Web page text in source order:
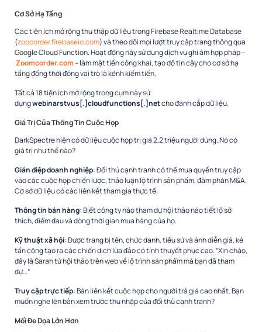
Cơ Sở Hạ Tầng
Các tiện ích mở rộng thu thập dữ liệu trong Firebase Realtime Database
(zoocorder.firebaseio.com) và theo dõi mọi lượt truy cập trang thông qua
Google Cloud Function. Hoạt động này sử dụng dịch vụ ghi âm hợp pháp –
Zoomcorder.com– làm mặt tiền công khai, tạo độ tin cậy cho cơ sở hạ
tầng đồng thời đóng vai trò là kênh kiếm tiền.​
Tất cả 18 tiện ích mở rộng trong cụm này sử
dụngwebinarstvus[.]cloudfunctions[.]netcho đánh cắp dữ liệu.​
Giá Trị Của Thông Tin Cuộc Họp
DarkSpectre hiện có dữ liệu cuộc họp trị giá 2,2 triệu người dùng. Nó có
giá trị như thế nào?​
Gián điệp doanh nghiệp: Đối thủ cạnh tranh có thể mua quyền truy cập
vào các cuộc họp chiến lược, thảo luận lộ trình sản phẩm, đàm phán M&A.
Cơ sở dữ liệu có các liên kết tham gia thực tế.​
Thông tin bán hàng: Biết công ty nào tham dự hội thảo nào tiết lộ sở
thích, điểm đau và dòng thời gian mua hàng của họ.​
Kỹ thuật xã hội: Được trang bị tên, chức danh, tiểu sử và ảnh diễn giả, kẻ
tấn công tạo ra các chiến dịch lừa đảo có tính thuyết phục cao. “Xin chào,
đây là Sarah từ hội thảo trên web về lộ trình sản phẩm mà bạn đã tham
dự…”​
Truy cập trực tiếp: Bán liên kết cuộc họp cho người trả giá cao nhất. Bạn
muốn nghe lén bản xem trước thu nhập của đối thủ cạnh tranh?​
Mối Đe Dọa Lớn Hơn